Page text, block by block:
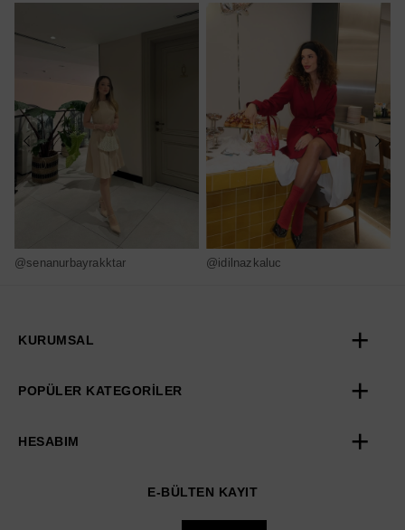
@senanurbayrakktar @idilnazkaluc
KURUMSAL
POPÜLER KATEGORİLER
HESABIM
E-BÜLTEN KAYIT